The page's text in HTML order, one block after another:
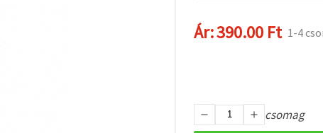
Ár:390.00 Ft 1-4
csomag